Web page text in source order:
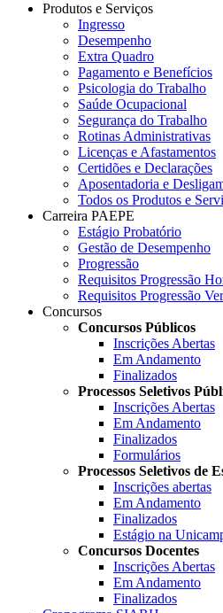
Produtos e Serviços
Ingresso
Desempenho
Extra Quadro
Pagamento e Benefícios
Psicologia do Trabalho
Saúde Ocupacional
Segurança do Trabalho
Rotinas Administrativas
Licenças e Afastamentos
Certidões e Declarações
Aposentadoria e
Todos os Produtos e
Carreira PAEPE
Estágio Probatório
Gestão de Desempenho
Progressão
Requisitos Progressão
Requisitos Progressão
Concursos
Concursos Públicos
Inscrições Abertas
Em Andamento
Finalizados
Processos Seletivos
Inscrições Abertas
Em Andamento
Finalizados
Formulários
Processos Seletivos de
Inscrições abertas
Em Andamento
Finalizados
Estágio na
Concursos Docentes
Inscrições Abertas
Em Andamento
Finalizados